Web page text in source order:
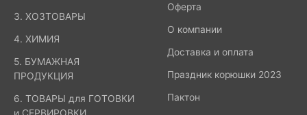
3. ХОЗТОВАРЫ
4. ХИМИЯ
5. БУМАЖНАЯ
ПРОДУКЦИЯ
6. ТОВАРЫ для ГОТОВКИ
Оферта
О компании
Доставка и оплата
Праздник корюшки 2023
Пактон